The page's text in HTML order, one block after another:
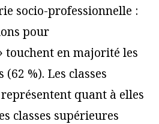
socio-professionnelle :
pour
touchent en majorité les
%). Les classes
quant à elles
classes supérieures